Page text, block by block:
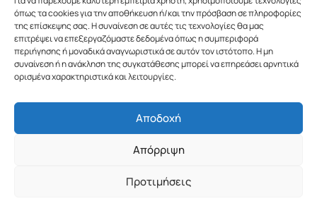
όπως τα cookies για την αποθήκευση ή/και την πρόσβαση σε πληροφορίες
της επίσκεψης σας. Η συναίνεση σε αυτές τις τεχνολογίες θα μας
επιτρέψει να επεξεργαζόμαστε δεδομένα όπως η συμπεριφορά
περιήγησης ή μοναδικά αναγνωριστικά σε αυτόν τον ιστότοπο. Η μη
συναίνεση ή η ανάκληση της συγκατάθεσης μπορεί να επηρεάσει αρνητικά
ορισμένα χαρακτηριστικά και λειτουργίες.
Αποδοχή
Απόρριψη
Προτιμήσεις
Copyright © 2019 Περιφέρεια Πελοποννήσου.
Σχεδιασμός & Υλοποίηση από την